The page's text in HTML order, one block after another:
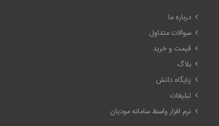
درباره ما
سوالات متداول
قیمت و خرید
بلاگ
پایگاه دانش
تبلیغات
نرم افزار واسط سامانه مودیان